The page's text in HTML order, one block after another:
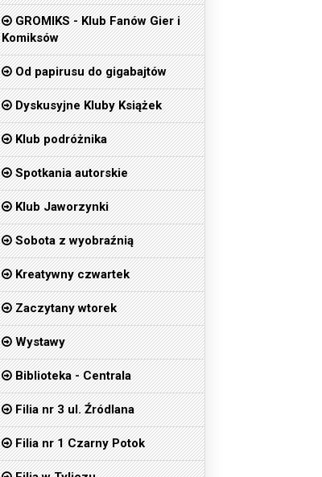
GROMIKS - Klub Fanów Gier i
Komiksów
Od papirusu do gigabajtów
Dyskusyjne Kluby Książek
Klub podróżnika
Spotkania autorskie
Klub Jaworzynki
Sobota z wyobraźnią
Kreatywny czwartek
Zaczytany wtorek
Wystawy
Biblioteka - Centrala
Filia nr 3 ul. Źródlana
Filia nr 1 Czarny Potok